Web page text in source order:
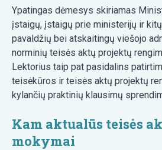
Ypatingas dėmesys skiriamas
įstaigų, įstaigų prie ministerijų ir
pavaldžių bei atskaitingų viešojo
norminių teisės aktų projektų
Lektorius taip pat pasidalins
teisėkūros ir teisės aktų projektų
kylančių praktinių klausimų
Kam aktualūs teisės
mokymai